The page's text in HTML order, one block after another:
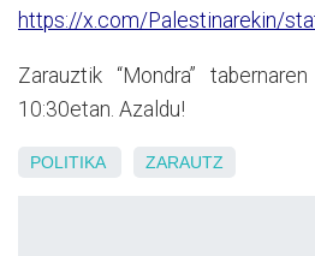
https://x.com/Palestinarekin/
Zarauztik “Mondra”
10:30etan. Azaldu!
POLITIKA ZARAUTZ